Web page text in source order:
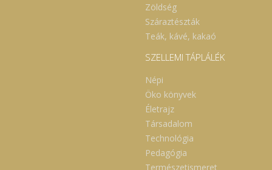
Zöldség
Száraztészták
Teák, kávé, kakaó
SZELLEMI TÁPLÁLÉK
Népi
Öko könyvek
Életrajz
Társadalom
Technológia
Pedagógia
Természetismeret